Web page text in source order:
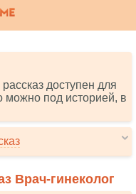
доступен для
можно под историей, в
Врач-гинеколог